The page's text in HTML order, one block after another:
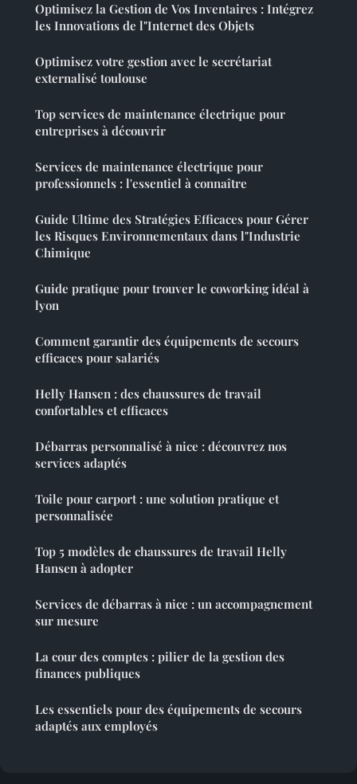
Optimisez la Gestion de Vos Inventaires : Intégrez
les Innovations de l"Internet des Objets
Optimisez votre gestion avec le secrétariat
externalisé toulouse
Top services de maintenance électrique pour
entreprises à découvrir
Services de maintenance électrique pour
professionnels : l'essentiel à connaître
Guide Ultime des Stratégies Efficaces pour Gérer
les Risques Environnementaux dans l"Industrie
Chimique
Guide pratique pour trouver le coworking idéal à
lyon
Comment garantir des équipements de secours
efficaces pour salariés
Helly Hansen : des chaussures de travail
confortables et efficaces
Débarras personnalisé à nice : découvrez nos
services adaptés
Toile pour carport : une solution pratique et
personnalisée
Top 5 modèles de chaussures de travail Helly
Hansen à adopter
Services de débarras à nice : un accompagnement
sur mesure
La cour des comptes : pilier de la gestion des
finances publiques
Les essentiels pour des équipements de secours
adaptés aux employés